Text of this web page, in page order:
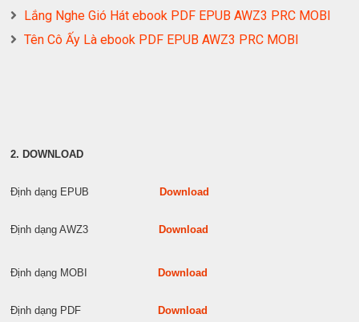
Lắng Nghe Gió Hát ebook PDF EPUB AWZ3 PRC MOBI
Tên Cô Ấy Là ebook PDF EPUB AWZ3 PRC MOBI
2. DOWNLOAD
Định dạng EPUB Download
Định dạng AWZ3 Download
Định dạng MOBI Download
Định dạng PDF Download